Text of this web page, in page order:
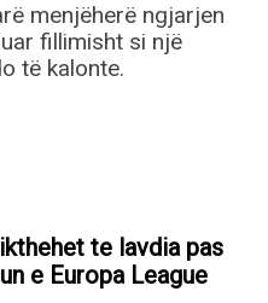
menjëherë ngjarjen
fillimisht si një
të kalonte.
te lavdia pas
e Europa League